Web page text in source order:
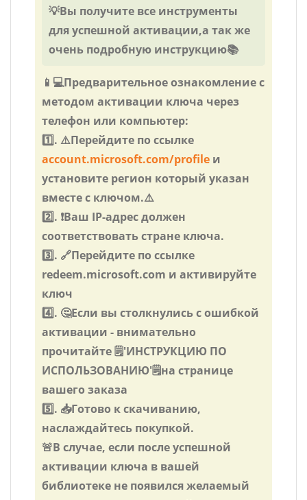
💡Вы получите все инструменты
для успешной активации,а так же
очень подробную инструкцию📚
📱💻Предварительное ознакомление с
методом активации ключа через
телефон или компьютер:
1️⃣. ⚠️Перейдите по ссылке
account.microsoft.com/profile и
установите регион который указан
вместе с ключом.⚠️
2️⃣. ❗Ваш IP-адрес должен
соответствовать стране ключа.
3️⃣. 🔗Перейдите по ссылке
redeem.microsoft.com и активируйте
ключ
4️⃣. 🤔Если вы столкнулись с ошибкой
активации - внимательно
прочитайте 🗒️️'ИНСТРУКЦИЮ ПО
ИСПОЛЬЗОВАНИЮ'🗒️️на странице
вашего заказа
5️⃣. 📥Готово к скачиванию,
наслаждайтесь покупкой.
🚨В случае, если после успешной
активации ключа в вашей
библиотеке не появился желаемый